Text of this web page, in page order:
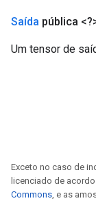
Saída pública
Um tensor de
Exceto no caso de
licenciado de
Commons, e as